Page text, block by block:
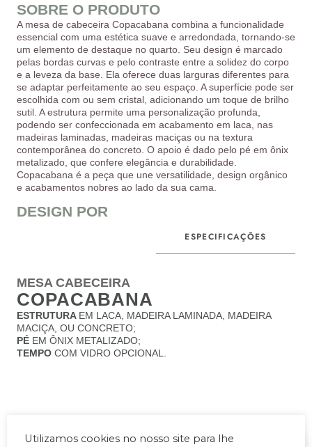
SOBRE O PRODUTO
A mesa de cabeceira Copacabana combina a funcionalidade
essencial com uma estética suave e arredondada, tornando-se
um elemento de destaque no quarto. Seu design é marcado
pelas bordas curvas e pelo contraste entre a solidez do corpo
e a leveza da base. Ela oferece duas larguras diferentes para
se adaptar perfeitamente ao seu espaço. A superfície pode ser
escolhida com ou sem cristal, adicionando um toque de brilho
sutil. A estrutura permite uma personalização profunda,
podendo ser confeccionada em acabamento em laca, nas
madeiras laminadas, madeiras maciças ou na textura
contemporânea do concreto. O apoio é dado pelo pé em ônix
metalizado, que confere elegância e durabilidade.
Copacabana é a peça que une versatilidade, design orgânico
e acabamentos nobres ao lado da sua cama.
DESIGN POR
ESPECIFICAÇÕES
MESA CABECEIRA
COPACABANA
ESTRUTURA EM LACA, MADEIRA LAMINADA, MADEIRA
MACIÇA, OU CONCRETO;
PÉ EM ÔNIX METALIZADO;
TEMPO COM VIDRO OPCIONAL.
Utilizamos cookies no nosso site para lhe